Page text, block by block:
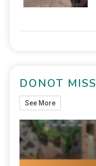
DONOT MISS
See More